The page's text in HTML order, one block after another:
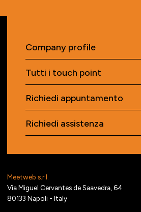
Meetweb s.r.l.
Via Miguel Cervantes de Saavedra, 64
80133 Napoli - Italy
Company profile
Tutti i touch point
Richiedi appuntamento
Richiedi assistenza